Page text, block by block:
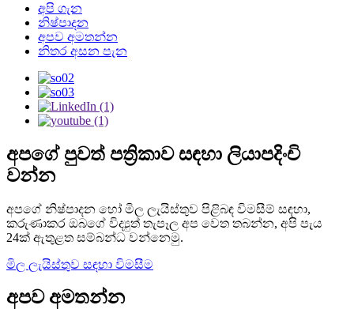
අපි ගැන
නිෂ්පාදන
අපව අමතන්න
නිතර අසන පැන
අපගේ පුවත් පත්‍රිකාව සඳහා ලියාපදිංචි
වන්න
අපගේ නිෂ්පාදන හෝ මිල ලැයිස්තුව පිළිබඳ විමසීම් සඳහා,
කරුණාකර ඔබගේ විද්‍යුත් තැපෑල අප වෙත තබන්න, අපි පැය
24ක් ඇතුළත සම්බන්ධ වන්නෙමු.
මිල ලැයිස්තුව සඳහා විමසීම
අපව අමතන්න